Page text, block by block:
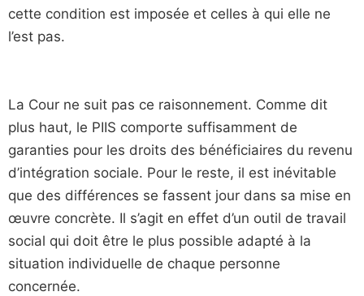
cette condition est imposée et celles à qui elle ne
l’est pas.
La Cour ne suit pas ce raisonnement. Comme dit
plus haut, le PIIS comporte suffisamment de
garanties pour les droits des bénéficiaires du revenu
d’intégration sociale. Pour le reste, il est inévitable
que des différences se fassent jour dans sa mise en
œuvre concrète. Il s’agit en effet d’un outil de travail
social qui doit être le plus possible adapté à la
situation individuelle de chaque personne
concernée.